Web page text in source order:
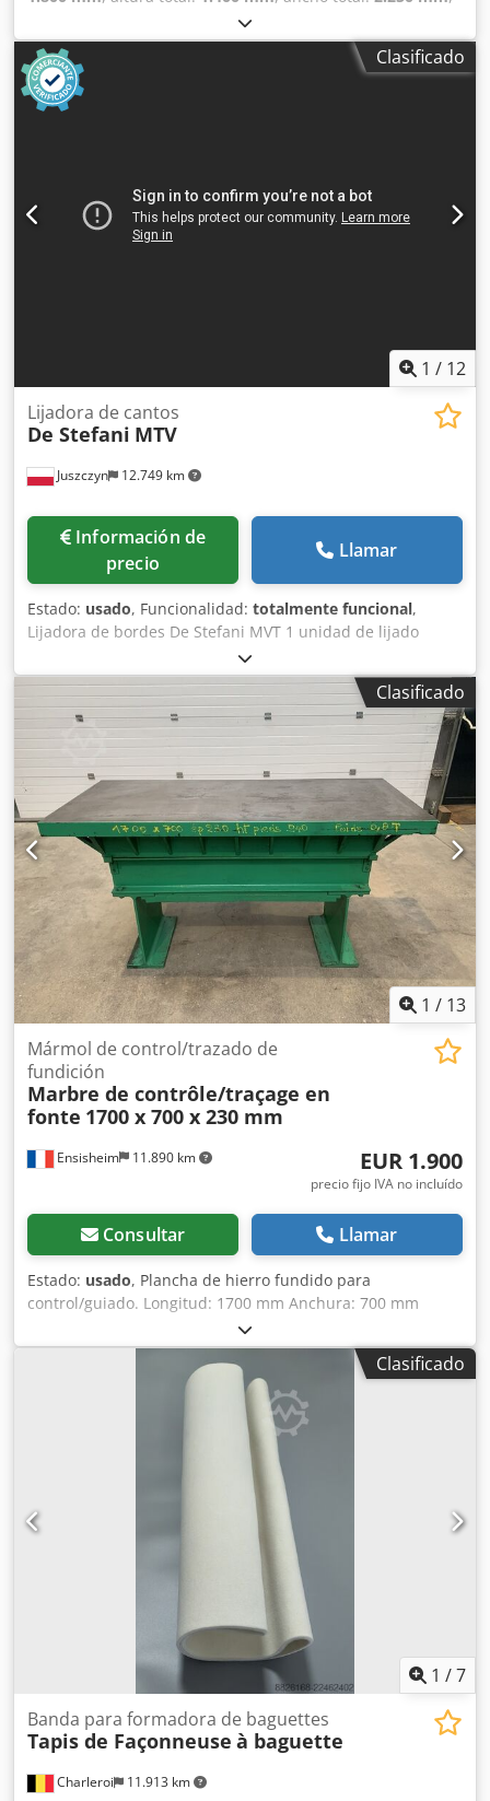
Color: Verde Peso en vacío: 2000 kg Precio: Consultar - Año
de fabricación: 1972 - Documentación disponible: No -
Certificado CE: No - Sistema de control: Convencional -
Dimensiones de transporte: 1800 mm x 2250 mm x 1400
mm (largo x ancho x alto) - Peso de transporte [kg]: 2000 kg
deducible para las empresas Entrega y aceptación de
vehículos usados posibles en cualquier momento para
todos los productos de la industria Lukas van Rossum
Clasificado
1 / 12
Juszczyn 12.749 km
Lijadora de cantos
De Stefani MTV
Información de
precio
Llamar
Estado: usado, Funcionalidad: totalmente funcional,
Lijadora de bordes De Stefani MVT 1 unidad de lijado
Altura máxima de la pieza: 100 mm Motor de la unidad de
lijado: 2,5 kW Dodpfxjznu D Rj Alaokr Unidad de lijado con
sistema de autoafilado Ajuste manual de la unidad de
lijado Ajuste manual del ángulo de la unidad Unidad de
lijado con oscilación Velocidad de avance regulable
mediante variador Motor de avance de 0,74 kW
Clasificado
1 / 13
Ensisheim 11.890 km
Mármol de control/trazado de
fundición
Marbre de contrôle/traçage en
fonte 1700 x 700 x 230 mm
EUR 1.900
precio fijo IVA no incluído
Consultar Llamar
Estado: usado, Plancha de hierro fundido para
control/guiado. Longitud: 1700 mm Anchura: 700 mm
Grosor: 230 mm Altura sobre los apoyos: 940 mm
Dsdpezqzy Djfx Alajkr Peso: 0,8 toneladas
Clasificado
1 /7
Charleroi 11.913 km
Banda para formadora de baguettes
Tapis de Façonneuse à baguette